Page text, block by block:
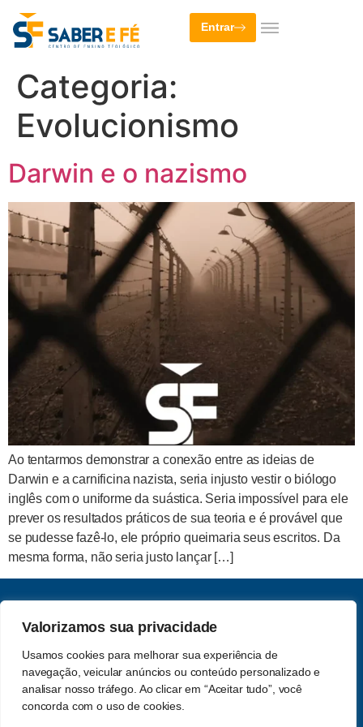
Valorizamos sua privacidade
Usamos cookies para melhorar sua experiência de
navegação, veicular anúncios ou conteúdo personalizado e
analisar nosso tráfego. Ao clicar em “Aceitar tudo”, você
concorda com o uso de cookies.
Entrar
Categoria:
Evolucionismo
Darwin e o nazismo
Ao tentarmos demonstrar a conexão entre as ideias de
Darwin e a carnificina nazista, seria injusto vestir o biólogo
inglês com o uniforme da suástica. Seria impossível para ele
prever os resultados práticos de sua teoria e é provável que
se pudesse fazê-lo, ele próprio queimaria seus escritos. Da
mesma forma, não seria justo lançar […]
Acompanhe-nos nas redes
sociais
CNPJ: 62.357.060.0001-13
Saber e Fé Teologia LTDA
Política de Privacidade